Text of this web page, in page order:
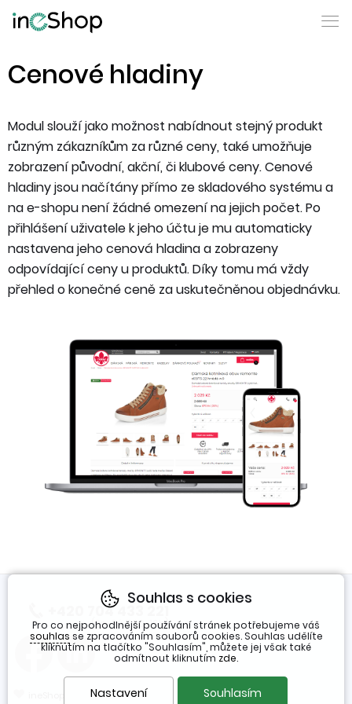
Cenové hladiny
Modul slouží jako možnost nabídnout stejný produkt
různým zákazníkům za různé ceny, také umožňuje
zobrazení původní, akční, či klubové ceny. Cenové
hladiny jsou načítány přímo ze skladového systému a
na e-shopu není žádné omezení na jejich počet. Po
přihlášení uživatele k jeho účtu je mu automaticky
nastavena jeho cenová hladina a zobrazeny
odpovídající ceny u produktů. Díky tomu má vždy
přehled o konečné ceně za uskutečněnou objednávku.
+420 704 433 221
(Po-Pá 7:30-16h)
Souhlas s cookies
Pro co nejpohodlnější používání stránek potřebujeme váš
souhlas se zpracováním souborů cookies. Souhlas udělíte
kliknutím na tlačítko "Souhlasím", můžete jej však také
odmítnout kliknutím zde.
Nastavení Souhlasím